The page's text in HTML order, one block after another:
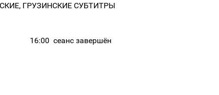
ГРУЗИНСКИЕ СУБТИТРЫ
16:00 сеанс завершён